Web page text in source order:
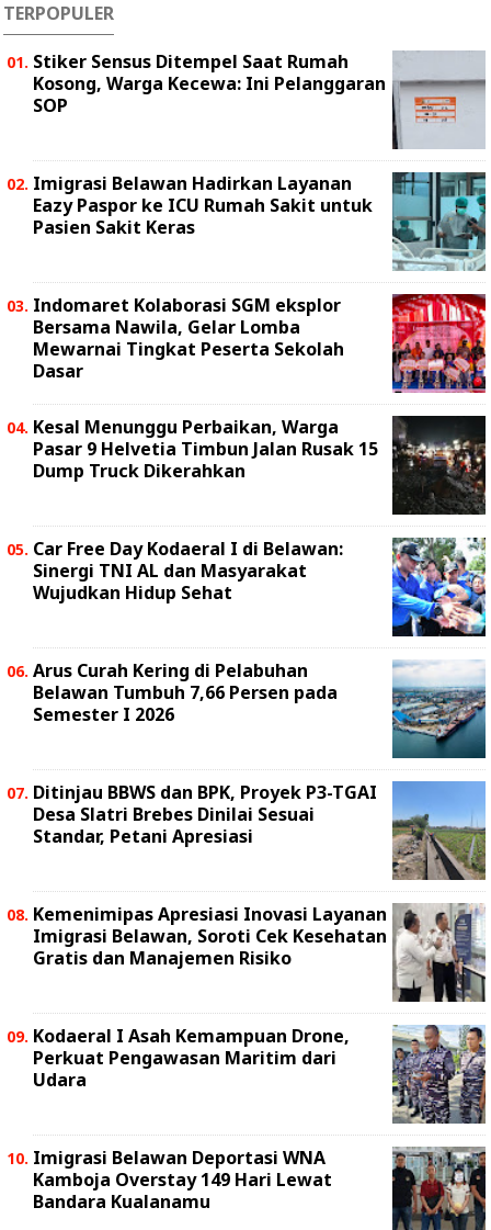
TERPOPULER
Stiker Sensus Ditempel Saat Rumah
Kosong, Warga Kecewa: Ini Pelanggaran
SOP
Imigrasi Belawan Hadirkan Layanan
Eazy Paspor ke ICU Rumah Sakit untuk
Pasien Sakit Keras
Indomaret Kolaborasi SGM eksplor
Bersama Nawila, Gelar Lomba
Mewarnai Tingkat Peserta Sekolah
Dasar
Kesal Menunggu Perbaikan, Warga
Pasar 9 Helvetia Timbun Jalan Rusak 15
Dump Truck Dikerahkan
Car Free Day Kodaeral I di Belawan:
Sinergi TNI AL dan Masyarakat
Wujudkan Hidup Sehat
Arus Curah Kering di Pelabuhan
Belawan Tumbuh 7,66 Persen pada
Semester I 2026
Ditinjau BBWS dan BPK, Proyek P3-TGAI
Desa Slatri Brebes Dinilai Sesuai
Standar, Petani Apresiasi
Kemenimipas Apresiasi Inovasi Layanan
Imigrasi Belawan, Soroti Cek Kesehatan
Gratis dan Manajemen Risiko
Kodaeral I Asah Kemampuan Drone,
Perkuat Pengawasan Maritim dari
Udara
Imigrasi Belawan Deportasi WNA
Kamboja Overstay 149 Hari Lewat
Bandara Kualanamu